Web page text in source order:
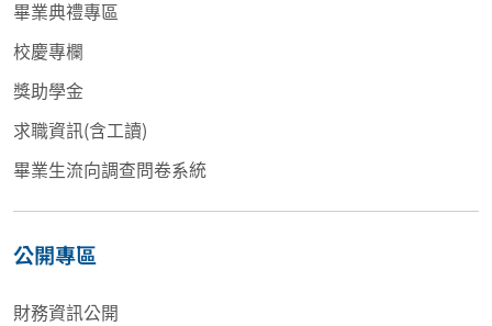
畢業典禮專區
校慶專欄
獎助學金
求職資訊(含工讀)
畢業生流向調查問卷系統
公開專區
財務資訊公開